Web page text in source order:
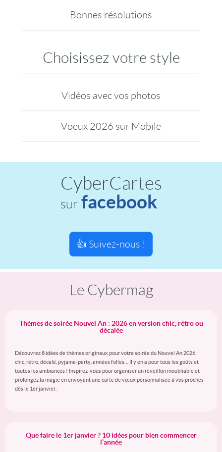
Bonnes résolutions
Choisissez votre style
Vidéos avec vos photos
Voeux 2026 sur Mobile
CyberCartes
sur facebook
👍 Suivez-nous !
Le Cybermag
Thèmes de soirée Nouvel An : 2026 en version chic, rétro ou
décalée
Découvrez 8 idées de thèmes originaux pour votre soirée du Nouvel An 2026 :
chic, rétro, décalé, pyjama-party, années folles… Il y en a pour tous les goûts et
toutes les ambiances ! Inspirez-vous pour organiser un réveillon inoubliable et
prolongez la magie en envoyant une carte de vœux personnalisée à vos proches
dès le 1er janvier.
Que faire le 1er janvier ? 10 idées pour bien commencer
l’année